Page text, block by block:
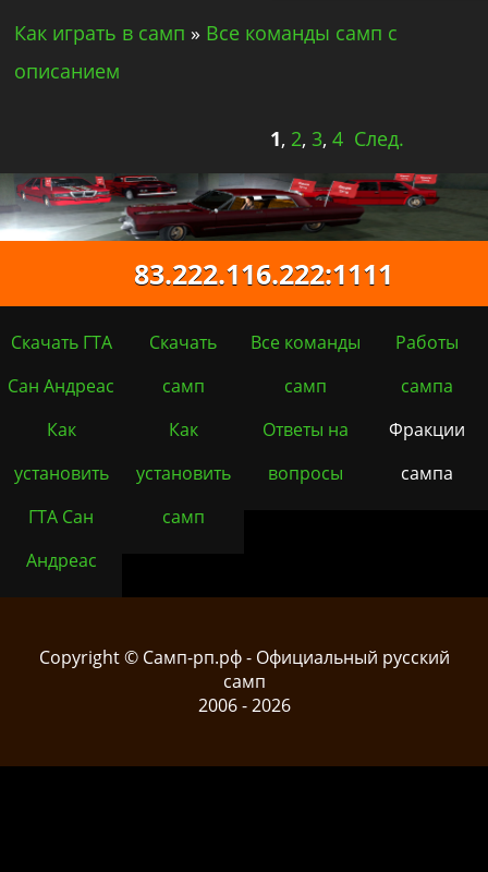
Как играть в самп » Все команды самп с
описанием
1, 2,3,4 След.
83.222.116.222:1111
Скачать ГТА
Сан Андреас
Как
установить
ГТА Сан
Андреас
Скачать
самп
Как
установить
самп
Все команды
самп
Ответы на
вопросы
Работы
сампа
Фракции
сампа
Copyright © Cамп-рп.рф - Официальный русский
самп
2006 - 2026